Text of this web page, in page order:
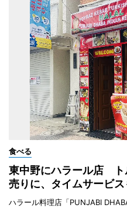
食べる
東中野にハラール店 ト
売りに、タイムサービス
ハラール料理店「PUNJABI